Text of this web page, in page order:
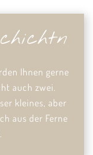
Ihnen gerne
auch zwei.
kleines, aber
aus der Ferne